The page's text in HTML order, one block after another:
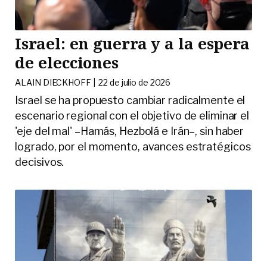
Israel: en guerra y a la espera
de elecciones
ALAIN DIECKHOFF |22 de julio de 2026
Israel se ha propuesto cambiar radicalmente el
escenario regional con el objetivo de eliminar el
'eje del mal' –Hamás, Hezbolá e Irán–, sin haber
logrado, por el momento, avances estratégicos
decisivos.